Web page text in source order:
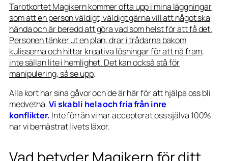
Tarotkortet Magikern kommer ofta upp i mina läggningar
som att en person väldigt, väldigt gärna vill att något ska
hända och är beredd att göra vad som helst för att få det.
Personen tänker ut en plan, drar i trådarna bakom
kulisserna och hittar kreativa lösningar för att nå fram,
inte sällan lite i hemlighet. Det kan också stå för
manipulering, så se upp.
Alla kort har sina gåvor och de är här för att hjälpa oss bli
medvetna.Vi ska bli hela och fria från inre
konflikter. Inte förrän vi har accepterat oss själva 100%
har vi bemästrat livets läxor.